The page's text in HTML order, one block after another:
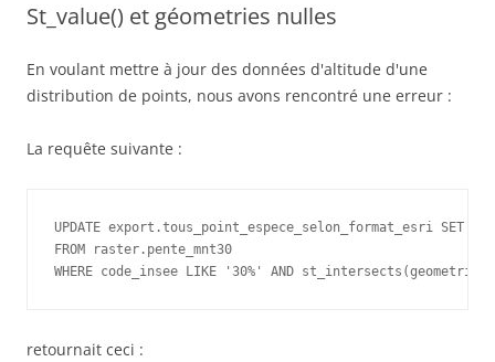
St_value() et géometries nulles
En voulant mettre à jour des données d'altitude d'une
distribution de points, nous avons rencontré une erreur :
La requête suivante :
UPDATE export.tous_point_espece_selon_format_esri SET
FROM raster.pente_mnt30
WHERE code_insee LIKE '30%' AND
retournait ceci :